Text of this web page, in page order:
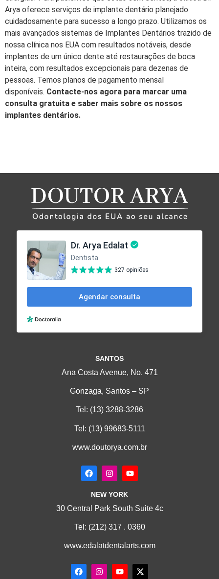
Arya oferece serviços de implante dentário planejado
cuidadosamente para sucesso a longo prazo. Utilizamos os
mais avançados sistemas de Implantes Dentários trazido de
nossa clínica nos EUA com resultados notáveis, desde
implantes de um único dente até restaurações de boca
inteira, com resultados excepcionais para dezenas de
pessoas. Temos planos de pagamento mensal
disponíveis. Contacte-nos agora para marcar uma
consulta gratuita e saber mais sobre os nossos
implantes dentários.
SANTOS
Ana Costa Avenue, No. 471
Gonzaga, Santos – SP
Tel: (13) 3288-3286
Tel: (13) 99683-5111
www.doutorya.com.br
NEW YORK
30 Central Park South Suite 4c
Tel: (212) 317 . 0360
www.edalatdentalarts.com